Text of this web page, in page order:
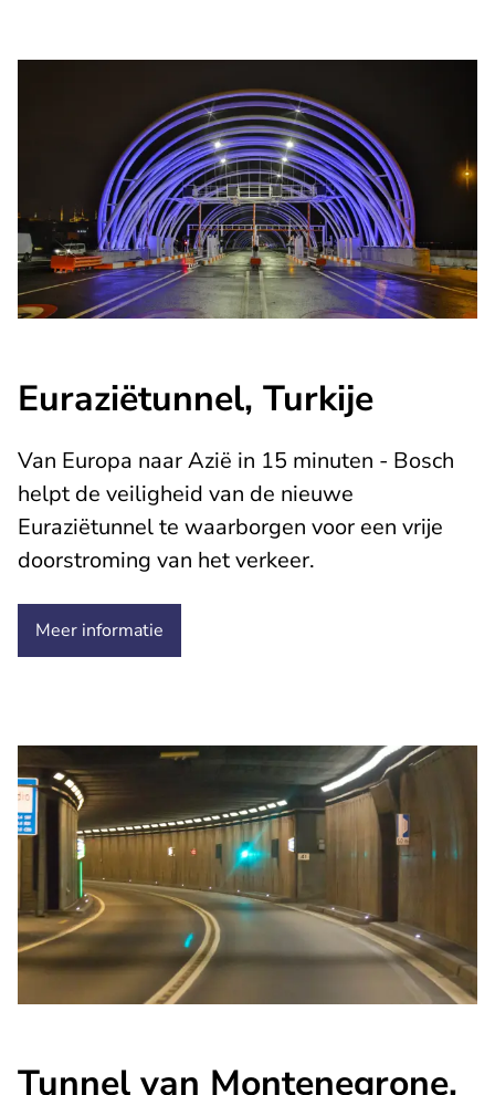
Euraziëtunnel, Turkije
Van Europa naar Azië in 15 minuten - Bosch
helpt de veiligheid van de nieuwe
Euraziëtunnel te waarborgen voor een vrije
doorstroming van het verkeer.
Meer informatie
Tunnel van Montenegrone,